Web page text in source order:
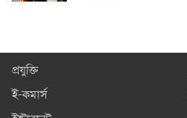
প্রযুক্তি
ই-কমার্স